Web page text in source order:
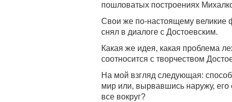
пошловатых построениях
Свои же по-настоящему великие
снял в диалоге с Достоевским.
Какая же идея, какая проблема
соотносится с творчеством
На мой взгляд следующая:
мир или, вырвавшись наружу, его
все вокруг?